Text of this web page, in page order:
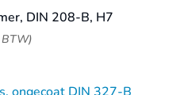
DIN 208-B, H7